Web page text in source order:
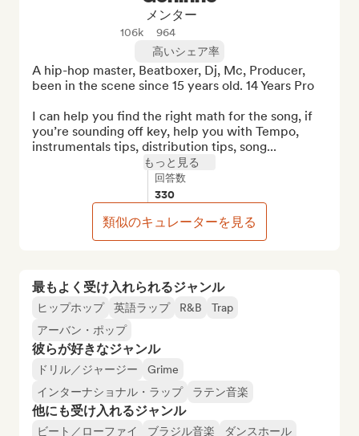
最もよく受け入れられるジャンル
ヒップホップ 英語ラップ R&B
Trap
アーバン・ポップ
彼らが好きなジャンル
ドリル／ジャージー
Grime
インターナショナル・ラップ
ラテン音楽
他にも受け入れるジャンル
ビート／ローファイ ブラジル音楽
ダンスホール
メンター
106k
964
高いシェア率
A hip-hop master, Beatboxer, Dj, Mc, Producer,
been in the scene since 15 years old. 14 Years Pro
I can help you find the right math for the song, if
you’re sounding off key, help you with Tempo,
instrumentals tips, distribution tips, song...
もっと見る
回答数
330
類似のキュレーターを見る